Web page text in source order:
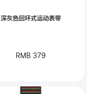
深灰色回环式运动表带
RMB 379